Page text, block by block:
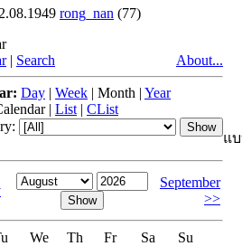
rong_nan (77)
| Search About...
Day | Week | Month | Year
| List | CList
September
>>
We Th Fr Sa
Su
แ